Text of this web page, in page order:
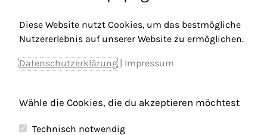
formulierte: „Ich saß direkt neben dem
Bürgermeister, das erleb ich jetzt auch nicht jeden
Tag.“
Vorheriger Beitrag
Diese Website nutzt Cookies, um das bestmögliche
Nutzererlebnis auf unserer Website zu ermöglichen.
Datenschutzerklärung | Impressum
Wähle die Cookies, die du akzeptieren möchtest
Technisch notwendig